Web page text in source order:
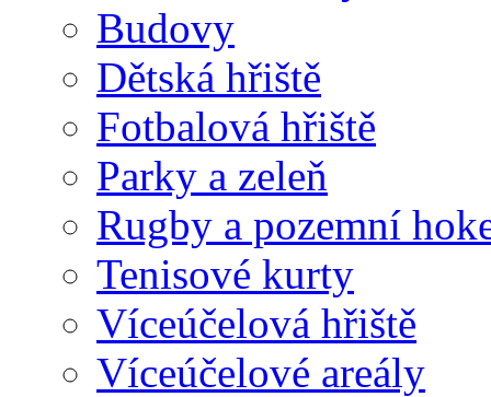
Budovy
Dětská hřiště
Fotbalová hřiště
Parky a zeleň
Rugby a pozemní
Tenisové kurty
Víceúčelová hřiště
Víceúčelové areály